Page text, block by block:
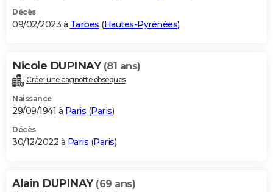
Décès
09/02/2023 à Tarbes (Hautes-Pyrénées)
Nicole DUPINAY (81 ans)
Créer une cagnotte obsèques
Naissance
29/09/1941 à Paris (Paris)
Décès
30/12/2022 à Paris (Paris)
Alain DUPINAY (69 ans)